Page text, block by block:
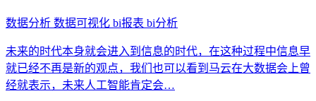
数据分析 数据可视化 bi报表 bi分析
未来的时代本身就会进入到信息的时代，在这种过程中信息早
就已经不再是新的观点，我们也可以看到马云在大数据会上曾
经就表示，未来人工智能肯定会…